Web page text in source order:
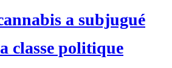
a subjugué
classe politique